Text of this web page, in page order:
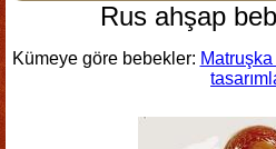
Rus ahşap
Kümeye göre bebekler: